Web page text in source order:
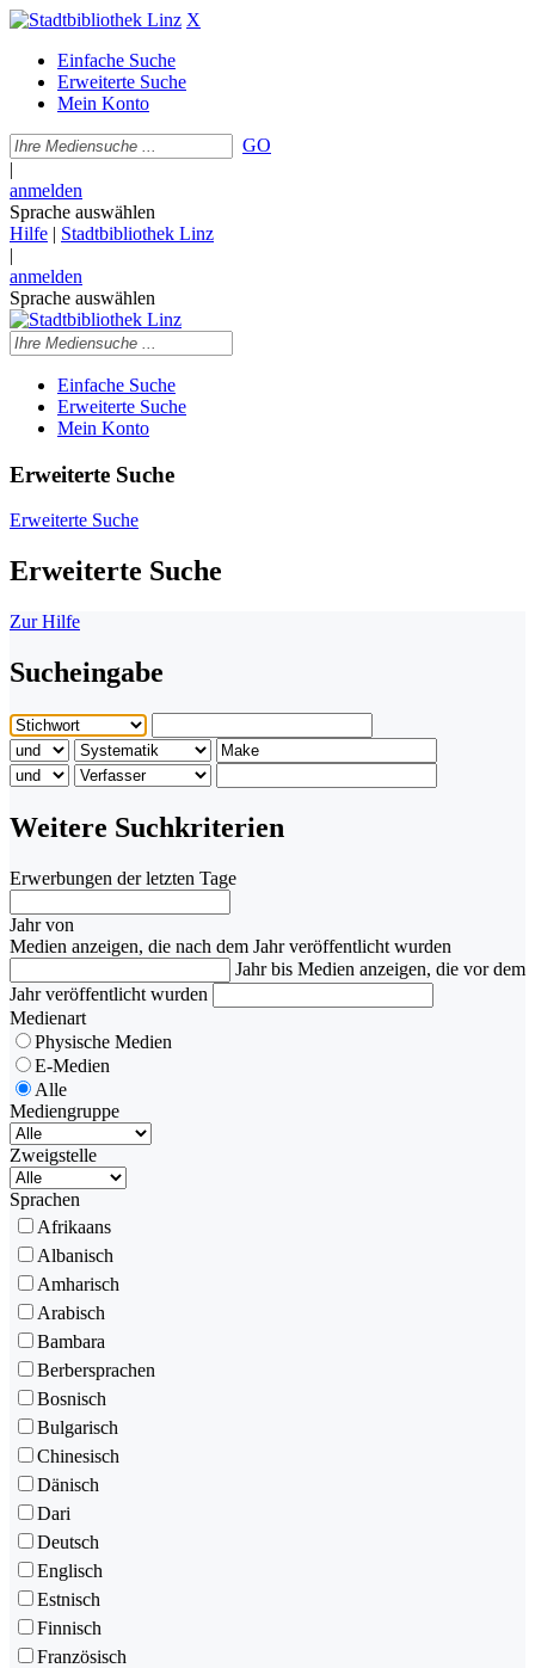
X
Einfache Suche
Erweiterte Suche
Mein Konto
GO
|
anmelden
Sprache auswählen
Hilfe | Stadtbibliothek Linz
|
anmelden
Sprache auswählen
Einfache Suche
Erweiterte Suche
Mein Konto
Erweiterte Suche
Erweiterte Suche
Erweiterte Suche
Zur Hilfe
Sucheingabe
Weitere Suchkriterien
Erwerbungen der letzten Tage
Jahr von
Medien anzeigen, die nach dem Jahr veröffentlicht wurden
Jahr bis Medien anzeigen, die vor dem
Jahr veröffentlicht wurden
Medienart
Physische Medien
E-Medien
Alle
Mediengruppe
Zweigstelle
Sprachen
Afrikaans
Albanisch
Amharisch
Arabisch
Bambara
Berbersprachen
Bosnisch
Bulgarisch
Chinesisch
Dänisch
Dari
Deutsch
Englisch
Estnisch
Finnisch
Französisch